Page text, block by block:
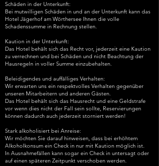
Schäden in der Unterkunft:
Bei mutwilligen Schäden in und an der Unterkunft kann das
Hotel Jägerhof am Wörthersee Ihnen die volle
Schadenssumme in Rechnung stellen.
Kaution in der Unterkunft:
Das Hotel behält sich das Recht vor, jederzeit eine Kaution
zu verrechnen und bei Schäden und nicht Beachtung der
Hausregeln in voller Summe einzubehalten.
Beleidigendes und auffälliges Verhalten:
Wir erwarten uns ein respektvolles Verhalten gegenüber
unseren Mitarbeitern und anderen Gästen.
Das Hotel behält sich das Hausrecht und eine Geldstrafe
vor wenn dies nicht der Fall sein sollte, Reservierungen
können dadurch auch jederzeit storniert werden!
Stark alkoholisiert bei Anreise:
Wir möchten Sie darauf hinweisen, dass bei erhöhtem
Alkoholkonsum ein Check in nur mit Kaution möglich ist.
In Ausnahmefällen kann sogar ein Check in untersagt oder
auf einen späteren Zeitpunkt verschoben werden.